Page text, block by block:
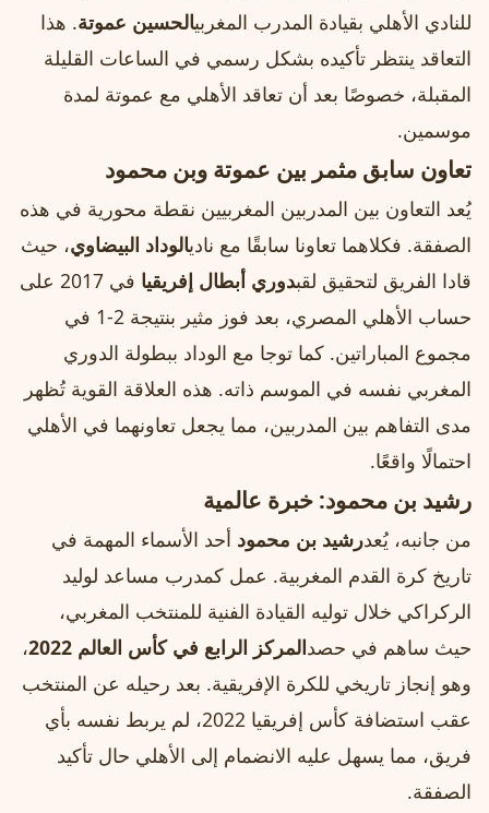
للنادي الأهلي بقيادة المدرب المغربيالحسين عموتة. هذا
التعاقد ينتظر تأكيده بشكل رسمي في الساعات القليلة
المقبلة، خصوصًا بعد أن تعاقد الأهلي مع عموتة لمدة
موسمين.
تعاون سابق مثمر بين عموتة وبن محمود
يُعد التعاون بين المدربين المغربيين نقطة محورية في هذه
الصفقة. فكلاهما تعاونا سابقًا مع ناديالوداد البيضاوي، حيث
قادا الفريق لتحقيق لقبدوري أبطال إفريقيا
في 2017 على
حساب الأهلي المصري، بعد فوز مثير بنتيجة 2-1 في
مجموع المباراتين. كما توجا مع الوداد ببطولة الدوري
المغربي نفسه في الموسم ذاته. هذه العلاقة القوية تُظهر
مدى التفاهم بين المدربين، مما يجعل تعاونهما في الأهلي
احتمالًا واقعًا.
رشيد بن محمود: خبرة عالمية
من جانبه، يُعدرشيد بن محمود أحد الأسماء المهمة في
تاريخ كرة القدم المغربية. عمل كمدرب مساعد لوليد
الركراكي خلال توليه القيادة الفنية للمنتخب المغربي،
حيث ساهم في حصدالمركز الرابع في كأس العالم 2022
،
وهو إنجاز تاريخي للكرة الإفريقية. بعد رحيله عن المنتخب
عقب استضافة كأس إفريقيا 2022، لم يربط نفسه بأي
فريق، مما يسهل عليه الانضمام إلى الأهلي حال تأكيد
الصفقة.